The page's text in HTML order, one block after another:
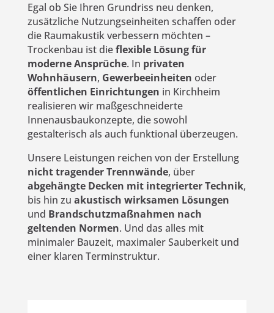
Egal ob Sie Ihren Grundriss neu denken,
zusätzliche Nutzungseinheiten schaffen oder
die Raumakustik verbessern möchten –
Trockenbau ist dieflexible Lösung für
moderne Ansprüche. In privaten
Wohnhäusern, Gewerbeeinheiten oder
öffentlichen Einrichtungen in Kirchheim
realisieren wir maßgeschneiderte
Innenausbaukonzepte, die sowohl
gestalterisch als auch funktional überzeugen.
Unsere Leistungen reichen von der Erstellung
nicht tragender Trennwände, über
abgehängte Decken mit integrierter Technik,
bis hin zu akustisch wirksamen Lösungen
und Brandschutzmaßnahmen nach
geltenden Normen. Und das alles mit
minimaler Bauzeit, maximaler Sauberkeit und
einer klaren Terminstruktur.